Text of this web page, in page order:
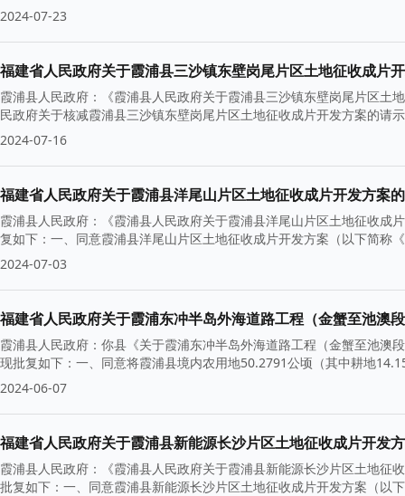
2024-07-23
福建省人民政府关于霞浦县三沙镇东壁岗尾片区土地征收成片
霞浦县人民政府：《霞浦县人民政府关于霞浦县三沙镇东壁岗尾片区
民政府关于核减霞浦县三沙镇东壁岗尾片区土地征收成片开发方案的请
2024-07-16
福建省人民政府关于霞浦县洋尾山片区土地征收成片开发方案
霞浦县人民政府：《霞浦县人民政府关于霞浦县洋尾山片区土地征收
复如下：一、同意霞浦县洋尾山片区土地征收成片开发方案（以下简称
2024-07-03
福建省人民政府关于霞浦东冲半岛外海道路工程（金蟹至池澳
霞浦县人民政府：你县《关于霞浦东冲半岛外海道路工程（金蟹至池
现批复如下：一、同意将霞浦县境内农用地50.2791公顷（其中耕地
2024-06-07
福建省人民政府关于霞浦县新能源长沙片区土地征收成片开发
霞浦县人民政府：《霞浦县人民政府关于霞浦县新能源长沙片区土地
批复如下：一、同意霞浦县新能源长沙片区土地征收成片开发方案（以